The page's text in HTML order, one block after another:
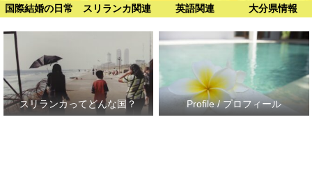
国際結婚の日常 スリランカ関連 英語関連 大分県情報
スリランカってどんな国？ Profile / プロフィール